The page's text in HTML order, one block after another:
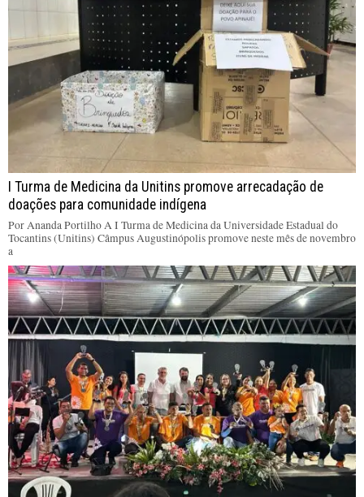
I Turma de Medicina da Unitins promove arrecadação de
doações para comunidade indígena
Por Ananda Portilho A I Turma de Medicina da Universidade Estadual do
Tocantins (Unitins) Câmpus Augustinópolis promove neste mês de novembro
a